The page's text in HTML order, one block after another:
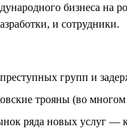
бизнеса
и сотрудники.
групп и
трояны (во
ряда новых услуг